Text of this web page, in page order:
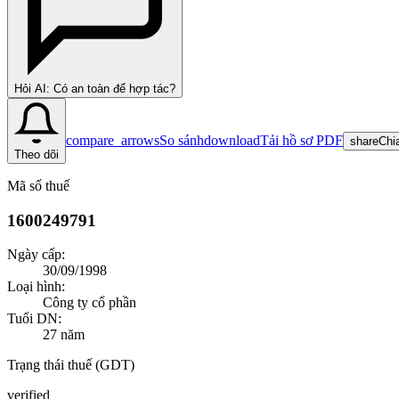
Hỏi AI: Có an toàn để hợp tác?
Theo dõi
compare_arrowsSo sánhdownloadTải hồ sơ PDF share
Mã số thuế
1600249791
Ngày cấp:
30/09/1998
Loại hình:
Công ty cổ phần
Tuổi DN:
27 năm
Trạng thái thuế (GDT)
verified